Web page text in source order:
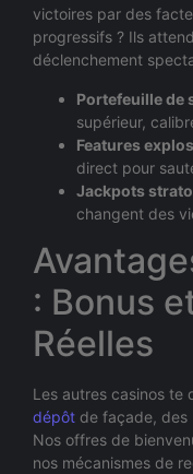
victoires par des
progressifs ? Ils
déclenchement
Portefeuille de
supérieur,
Features
direct pour
Jackpots
changent des
: Bonus
Réelles
Les autres casinos te
dépôt de façade, des
Nos offres de
nos mécanismes de